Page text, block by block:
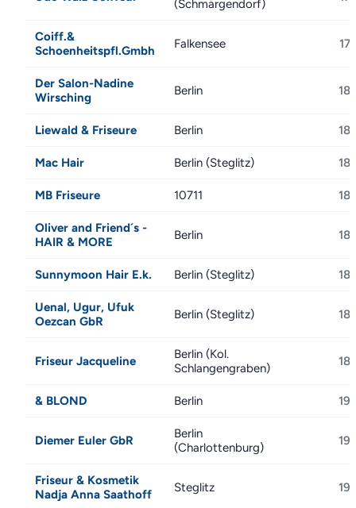
(Schmargendorf)
Coiff.&
Schoenheitspfl.Gmbh
Falkensee 17
Der Salon-Nadine
Wirsching
Berlin 18
Liewald & Friseure Berlin 18
Mac Hair Berlin (Steglitz) 18
MB Friseure 10711 18
Oliver and Friend´s -
HAIR & MORE
Berlin 18
Sunnymoon Hair E.k. Berlin (Steglitz) 18
Uenal, Ugur, Ufuk
Oezcan GbR
Berlin (Steglitz) 18
Friseur Jacqueline
Berlin (Kol.
Schlangengraben)
18
& BLOND Berlin 19
Diemer Euler GbR
Berlin
(Charlottenburg)
19
Friseur & Kosmetik
Nadja Anna Saathoff
Steglitz 19